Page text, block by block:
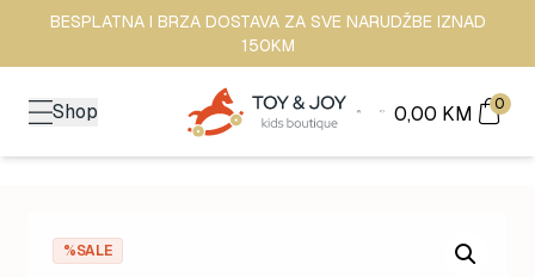
BESPLATNA I BRZA DOSTAVA ZA SVE NARUDŽBE IZNAD
150KM
Shop 0,00 KM 0
%SALE